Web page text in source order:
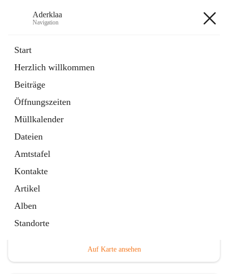
Aderklaa
Navigation
Start
Herzlich willkommen
Beiträge
Öffnungszeiten
Müllkalender
Dateien
Amtstafel
Kontakte
Artikel
Alben
Standorte
6 Schnellzugriffe
Gemeinde
3 Schnellzugriffe
Auf Karte ansehen